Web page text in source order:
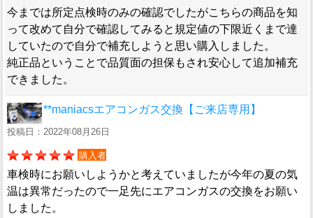
今までは所定点検時のみの確認でしたがこちらの商品を知
って改めて自分で確認してみると規定値の下限近くまで達
していたので自分で補充しようと思い購入しました。
純正品ということで品質面の担保もされ安心して追加補充
できました。
**maniacsエアコンガス交換【ご来店専用】
投稿日：2022年08月26日
購入者
車検時にお願いしようかと考えていましたが今年の夏の気
温は異常だったので一足先にエアコンガスの交換をお願い
しました。